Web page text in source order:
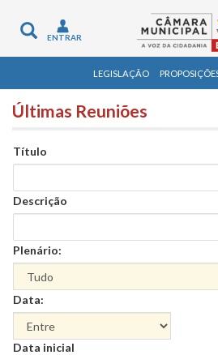
Toggle
navigation
ENTRAR
LEGISLAÇÃO
Últimas Reuniões
Título
Descrição
Plenário:
Data:
Data
Data inicial